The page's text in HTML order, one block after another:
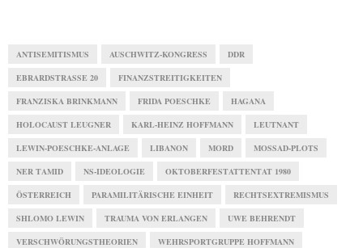
ANTISEMITISMUS AUSCHWITZ-KONGRESS DDR
EBRARDSTRASSE 20 FINANZSTREITIGKEITEN
FRANZISKA BRINKMANN FRIDA POESCHKE HAGANA
HOLOCAUST LEUGNER KARL-HEINZ HOFFMANN LEUTNANT
LEWIN-POESCHKE-ANLAGE LIBANON MORD MOSSAD-PLOTS
NER TAMID NS-IDEOLOGIE OKTOBERFESTATTENTAT 1980
ÖSTERREICH PARAMILITÄRISCHE EINHEIT RECHTSEXTREMISMUS
SHLOMO LEWIN TRAUMA VON ERLANGEN UWE BEHRENDT
VERSCHWÖRUNGSTHEORIEN WEHRSPORTGRUPPE HOFFMANN